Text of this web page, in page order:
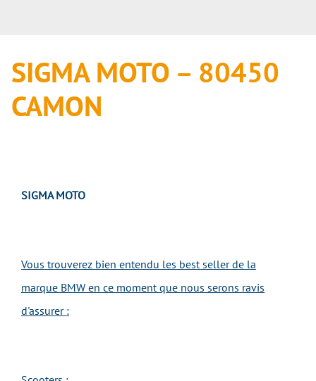
SIGMA MOTO – 80450
CAMON
SIGMA MOTO
Vous trouverez bien entendu les best seller de la
marque BMW en ce moment que nous serons ravis
d'assurer :